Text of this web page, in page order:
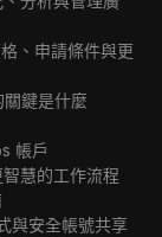
、申請條件與更
鍵是什麼
帳戶
慧的工作流程
與安全帳號共享